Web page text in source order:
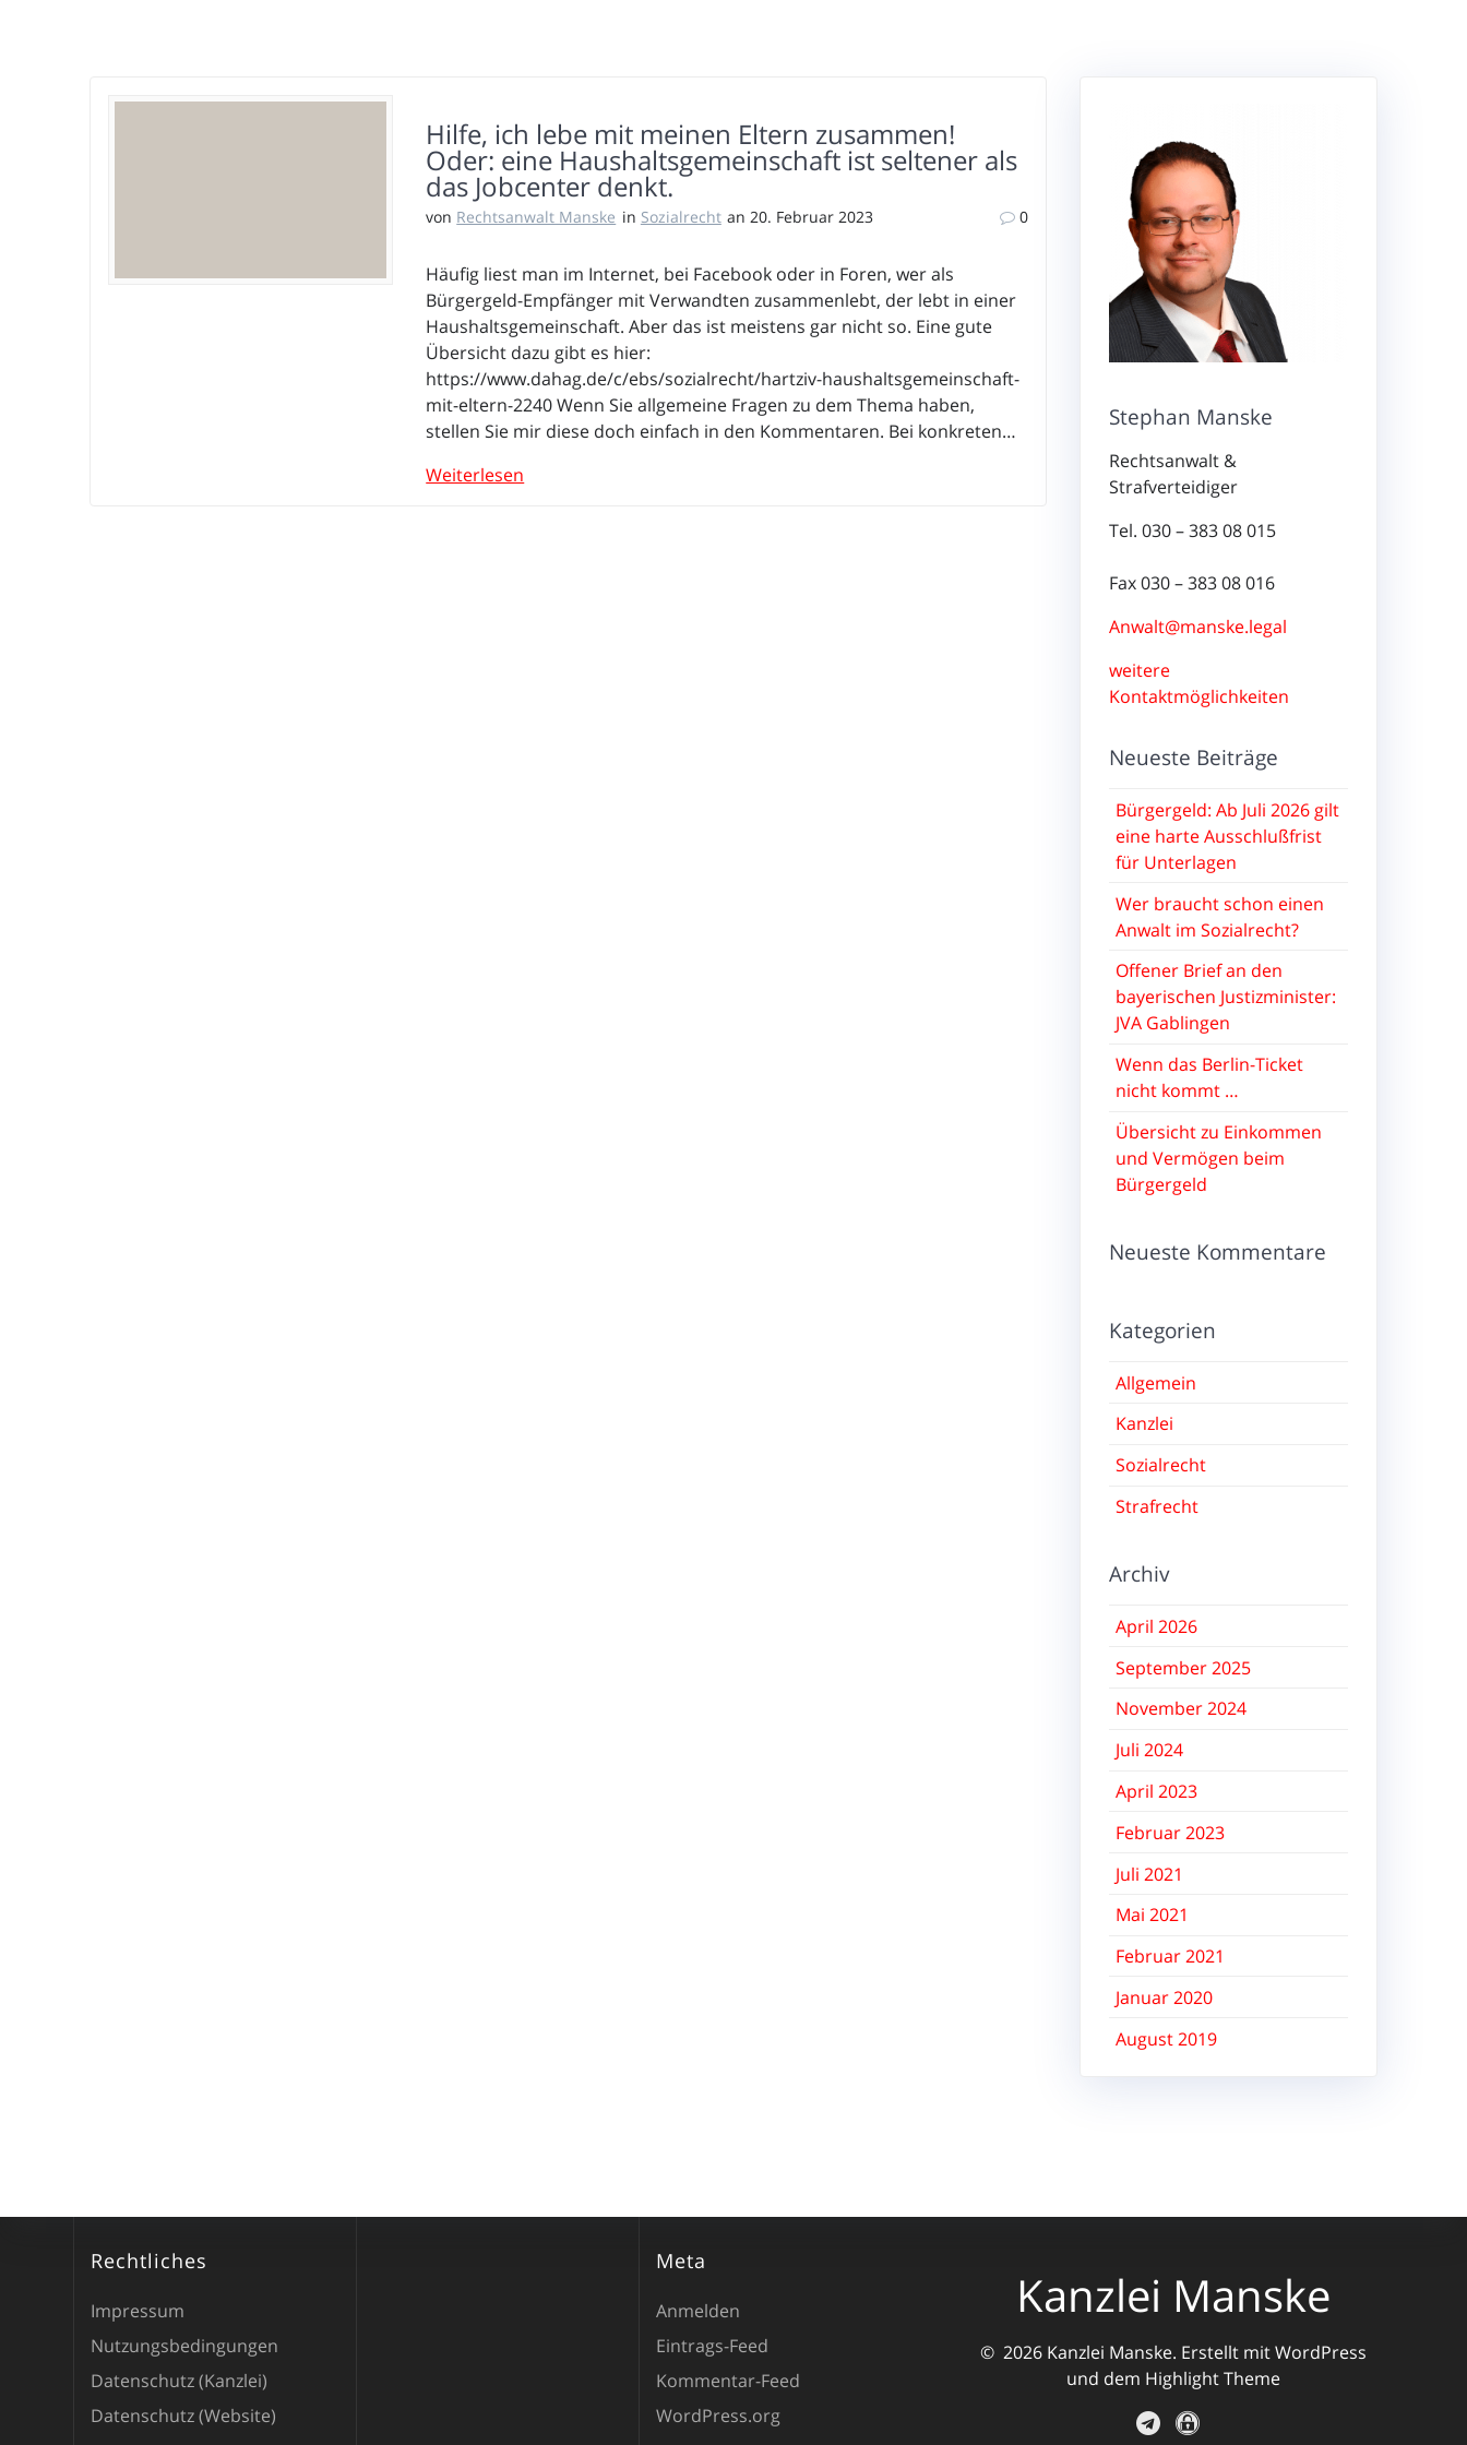
Hilfe, ich lebe mit meinen Eltern zusammen!
Oder: eine Haushaltsgemeinschaft ist seltener als
das Jobcenter denkt.
von Rechtsanwalt Manske in Sozialrecht an 20. Februar 2023 0
Häufig liest man im Internet, bei Facebook oder in Foren, wer als
Bürgergeld-Empfänger mit Verwandten zusammenlebt, der lebt in einer
Haushaltsgemeinschaft. Aber das ist meistens gar nicht so. Eine gute
Übersicht dazu gibt es hier:
https://www.dahag.de/c/ebs/sozialrecht/hartziv-haushaltsgemeinschaft-
mit-eltern-2240 Wenn Sie allgemeine Fragen zu dem Thema haben,
stellen Sie mir diese doch einfach in den Kommentaren. Bei konkreten…
Weiterlesen
Stephan Manske
Rechtsanwalt &
Strafverteidiger
Tel. 030 – 383 08 015
Fax 030 – 383 08 016
Anwalt@manske.legal
weitere
Kontaktmöglichkeiten
Neueste Beiträge
Bürgergeld: Ab Juli 2026 gilt
eine harte Ausschlußfrist
für Unterlagen
Wer braucht schon einen
Anwalt im Sozialrecht?
Offener Brief an den
bayerischen Justizminister:
JVA Gablingen
Wenn das Berlin-Ticket
nicht kommt …
Übersicht zu Einkommen
und Vermögen beim
Bürgergeld
Neueste Kommentare
Kategorien
Allgemein
Kanzlei
Sozialrecht
Strafrecht
Archiv
April 2026
September 2025
November 2024
Juli 2024
April 2023
Februar 2023
Juli 2021
Mai 2021
Februar 2021
Januar 2020
August 2019
Rechtliches
Impressum
Nutzungsbedingungen
Datenschutz (Kanzlei)
Datenschutz (Website)
Meta
Anmelden
Eintrags-Feed
Kommentar-Feed
WordPress.org
Kanzlei Manske
© 2026 Kanzlei Manske. Erstellt mit WordPress
und dem Highlight Theme